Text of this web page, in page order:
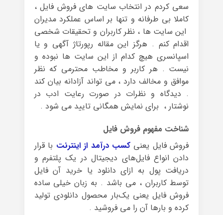
سعی کردم در انتخاب سایت های فروش فایل ،
کاملا بی طرفانه و تنها بر اساس عملکرد مدیران
این سایت ها ، نظر کاربران و تحقیقات شخصی
اقدام کنم . هرگز این مقاله رپورتاژ آگهی و یا
اسپانسری هیچ کدام از این سایت ها نبوده و
نیست . هر کاربر و مخاطب محترمی که نظر
موافق و مخالف دارد ، می تواند آزادانه بیان کند
. دیدگاه و نظرات در صورت رعایت ادب در
نوشتار ، برای نمایش همگانی تایید می شود .
شناخت مفهوم فروش فایل
فروش فایل یعنی کسب درآمد از اینترنت با قرار
دادن انواع فایل‌های دیجیتال در یک پلتفرم و
دریافت پول به ازای دانلود یا خرید آن فایل
توسط کاربران ، می باشد . به زبان خیلی ساده
فروش فایل یعنی یک‌بار محصول دانلودی تولید
کرده و بارها آن را می فروشید .